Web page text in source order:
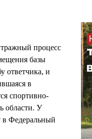
процесс
базы
ответчика, и
в
спортивно-
области. У
в Федеральный